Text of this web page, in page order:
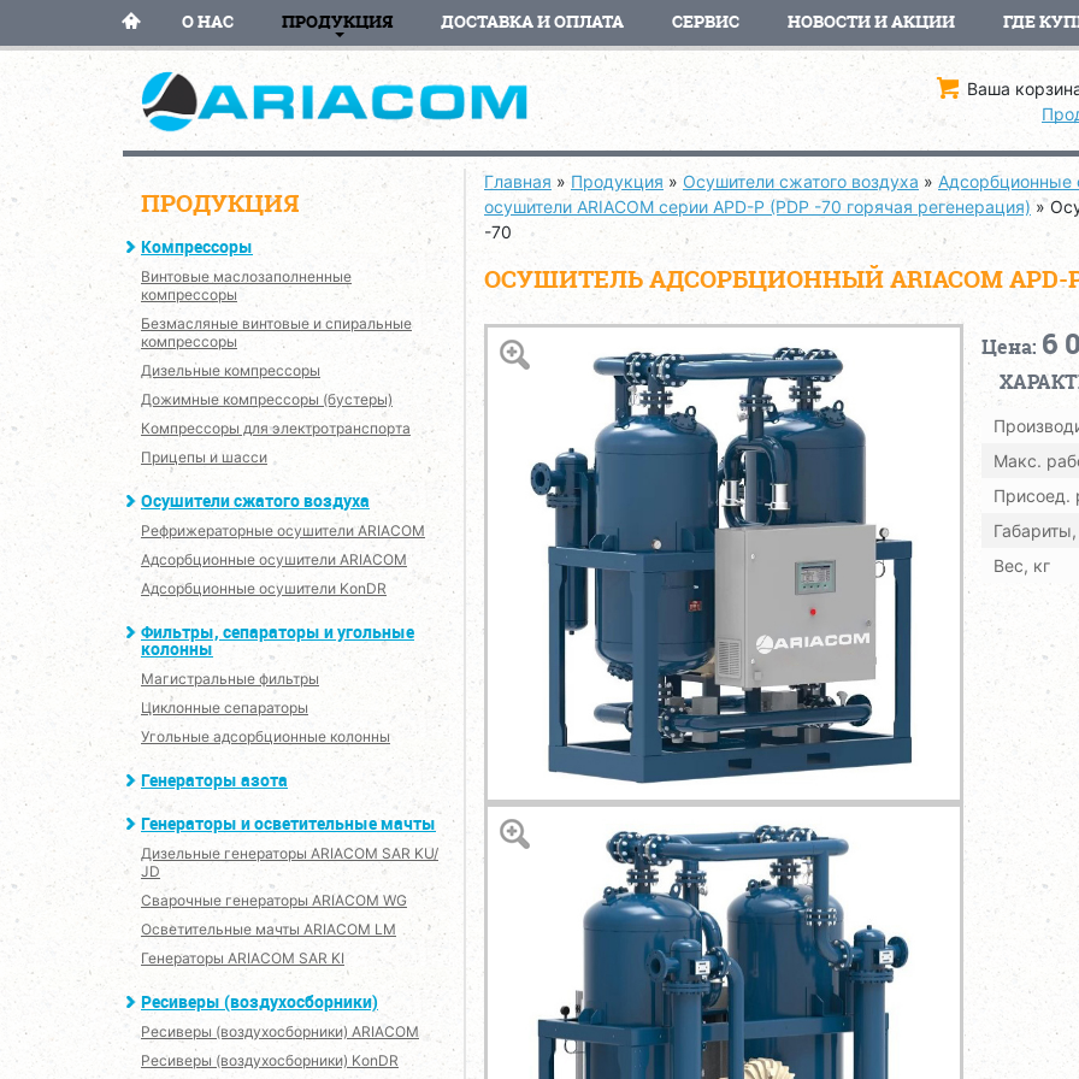
О НАС ПРОДУКЦИЯ ДОСТАВКА И ОПЛАТА СЕРВИС НОВОСТИ И АКЦИИ ГДЕ
Ваша
ПРОДУКЦИЯ
Компрессоры
Винтовые маслозаполненные
компрессоры
Безмасляные винтовые и спиральные
компрессоры
Дизельные компрессоры
Дожимные компрессоры (бустеры)
Компрессоры для электротранспорта
Прицепы и шасси
Осушители сжатого воздуха
Рефрижераторные осушители ARIACOM
Адсорбционные осушители ARIACOM
Адсорбционные осушители KonDR
Фильтры, сепараторы и угольные
колонны
Магистральные фильтры
Циклонные сепараторы
Угольные адсорбционные колонны
Генераторы азота
Генераторы и осветительные мачты
Дизельные генераторы ARIACOM SAR KU/
JD
Сварочные генераторы ARIACOM WG
Осветительные мачты ARIACOM LM
Генераторы ARIACOM SAR KI
Ресиверы (воздухосборники)
Ресиверы (воздухосборники) ARIACOM
Ресиверы (воздухосборники) KonDR
Главная » Продукция » Осушители сжатого воздуха » Адсорбционные
осушители ARIACOM серии APD-P (PDP -70 горячая регенерация)»
-70
ОСУШИТЕЛЬ АДСОРБЦИОННЫЙ ARIACOM APD-
Цена: 6
Макс.
Вес, кг